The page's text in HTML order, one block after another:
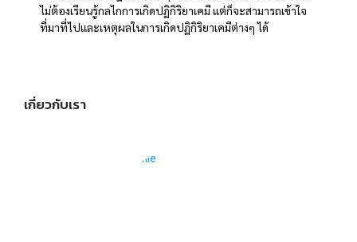
ไม่ต้องเรียนรู้กลไกการเกิดปฏิกิริยาเคมี แต่ก็จะสามารถเข้าใจ
ที่มาที่ไปและเหตุผลในการเกิดปฏิกิริยาเคมีต่างๆ ได้
เกี่ยวกับเรา